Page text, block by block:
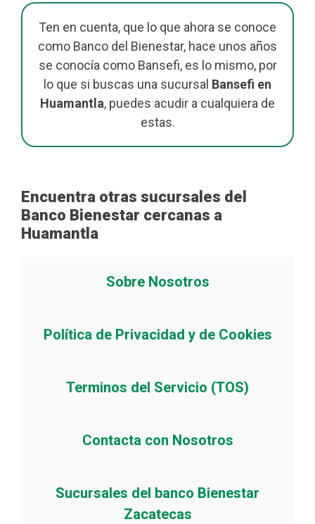
Ten en cuenta, que lo que ahora se conoce
como Banco del Bienestar, hace unos años
se conocía como Bansefi, es lo mismo, por
lo que si buscas una sucursal Bansefi en
Huamantla, puedes acudir a cualquiera de
estas.
Encuentra otras sucursales del
Banco Bienestar cercanas a
Huamantla
Sobre Nosotros
Política de Privacidad y de Cookies
Terminos del Servicio (TOS)
Contacta con Nosotros
Sucursales del banco Bienestar
Zacatecas